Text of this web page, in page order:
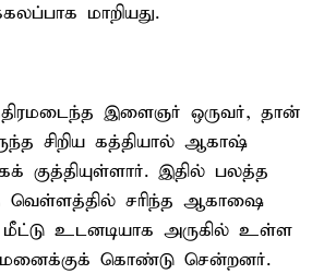
மாறியது.
இளைஞர் ஒருவர், தான்
சிறிய கத்தியால் ஆகாஷ்
குத்தியுள்ளார். இதில் பலத்த
வெள்ளத்தில் சரிந்த ஆகாஷை
உடனடியாக அருகில் உள்ள
கொண்டு சென்றனர்.